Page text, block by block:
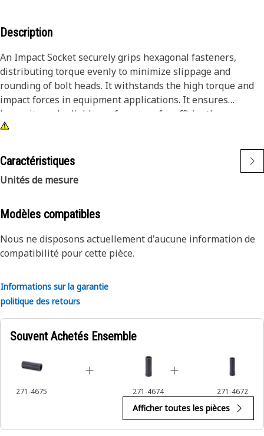
Description
An Impact Socket securely grips hexagonal fasteners,
distributing torque evenly to minimize slippage and
rounding of bolt heads. It withstands the high torque and
impact forces in equipment applications. It ensures
longevity and reliable performance for efficiently
tightening and loosening bolts and nuts in the equipment,
• 3/8" drive for compatibility with different impact tools.
conditions.
slippage and damage to fasteners.
• Provided with 6-point deep length for secure grip on
• Black oxide finish offers increased resistance to rust and
corrosion.
An Impact Socket is utilized in the assembly areas of the
equipment, for servicing where high torque and accurate fit
are required for disassembly and reassembly.
Caractéristiques
Unités de mesure
Modèles compatibles
Nous ne disposons actuellement d'aucune information de
compatibilité pour cette pièce.
Informations sur la garantie
politique des retours
Souvent Achetés Ensemble
271-4675 271-4674 271-4672
Afficher toutes les pièces